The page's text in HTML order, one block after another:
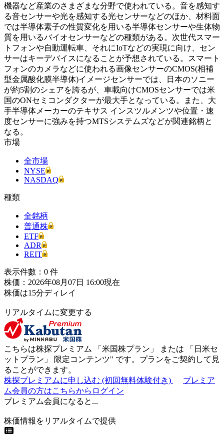
機器など産業のさまざまな分野で使われている。音を感知す
る音センサーや光を感知する光センサーなどのほか、材料面
では半導体素子の性質変化を用いる半導体センサーや生体物
質を用いるバイオセンサーなどの種類がある。次世代スマー
トフォンや自動運転車、それにIoTなどの実現に向け、セン
サーはキーデバイスになることが予想されている。スマート
フォンのカメラなどに使われる画像センサーのCMOS(相補
型金属酸化膜半導体)イメージセンサーでは、日本のソニー
が約5割のシェアを誇るが、車載向けCMOSセンサーでは米
国のONセミコンダクターが最大手となっている。また、大
手半導体メーカーのテキサス インスツルメンツや位置・速
度センサーに強みを持つMTSシステムズなどが関連銘柄と
なる。
市場
全市場
NYSE
NASDAQ
種類
全銘柄
普通株
ETF
ADR
REIT
表示件數： 0 件
株価：2026年08月07日 16:00現在
株価は15分ディレイ
リアルタイムに変更する
こちらは株探プレミアム 「 米国株プラン 」 または 「 日米セ
ットプラン 」 限定コンテンツ" です。プランをご契約して見
ることができます。
株探プレミアムに申し込む (初回無料体験付き)
プレミア
ム会員の方はこちらからログイン
プレミアム会員になると...
株価情報をリアルタイムで提供